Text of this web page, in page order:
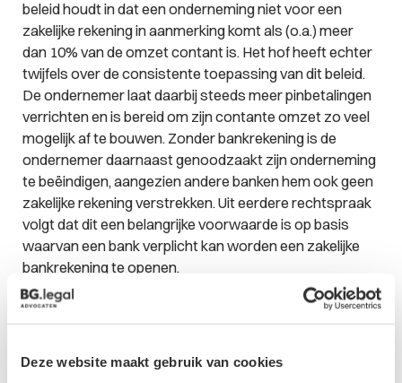
Deze website maakt gebruik van cookies
beleid houdt in dat een onderneming niet voor een
zakelijke rekening in aanmerking komt als (o.a.) meer
dan 10% van de omzet contant is. Het hof heeft echter
twijfels over de consistente toepassing van dit beleid.
De ondernemer laat daarbij steeds meer pinbetalingen
verrichten en is bereid om zijn contante omzet zo veel
mogelijk af te bouwen. Zonder bankrekening is de
ondernemer daarnaast genoodzaakt zijn onderneming
te beëindigen, aangezien andere banken hem ook geen
zakelijke rekening verstrekken. Uit eerdere rechtspraak
volgt dat dit een belangrijke voorwaarde is op basis
waarvan een bank verplicht kan worden een zakelijke
bankrekening te openen.
De beslissing
in het voordeel van de ondernemer. Het vonnis van de